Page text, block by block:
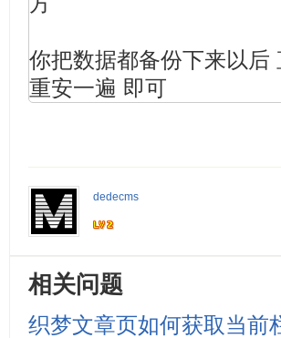
你把数据都备份下来以后
重安一遍 即可
dedecms
相关问题
织梦文章页如何获取当前